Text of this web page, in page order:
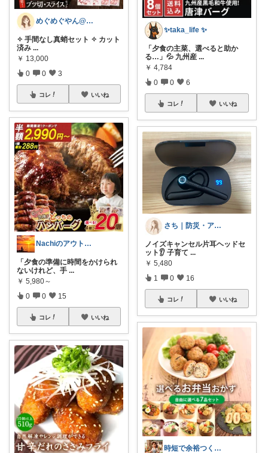
めぐめぐやん@2児ママ×ゆるっと暮らし
✧ 手間なし真蛸セット ✧ カット
済み ...
￥ 13,000
0 0 3
コレ いいね
Nachiのアウトドアライフ⛺️🎣
「夕食の準備に時間をかけられ
ないけれど、手 ...
￥ 5,980～
0 0 15
コレ いいね
✨taka_life ✨
「夕食の主菜、選べると助か
る…」💦 九州産 ...
￥ 4,784
0 0 6
コレ いいね
さち｜防災・アウトドア雑貨
ノイズキャンセル片耳ヘッドセ
ット👂 子育て ...
￥ 5,480
1 0 16
コレ いいね
時短で余裕つくる主婦🍀キッチン